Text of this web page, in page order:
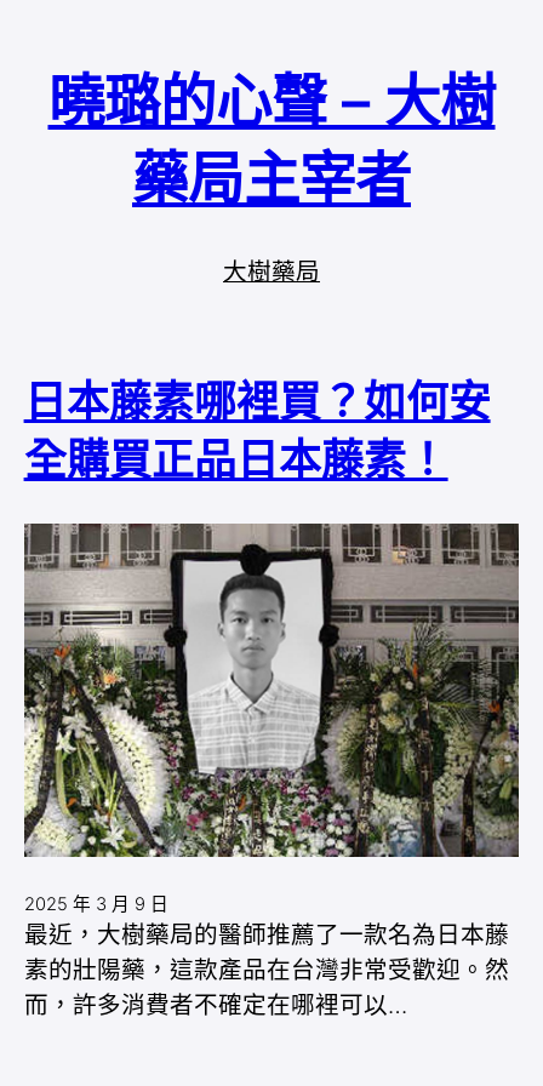
曉璐的心聲 – 大樹
藥局主宰者
大樹藥局
日本藤素哪裡買？如何安
全購買正品日本藤素！
2025 年 3 月 9 日
最近，大樹藥局的醫師推薦了一款名為日本藤
素的壯陽藥，這款產品在台灣非常受歡迎。然
而，許多消費者不確定在哪裡可以…